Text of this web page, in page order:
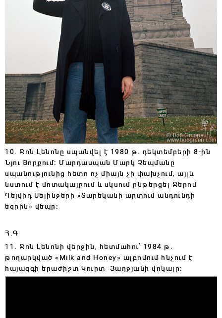
10. Ջոն Լենոնը սպանվել է 1980 թ․ դեկտեմբերի 8-ին
Նյու Յորքում։ Մարդասպան Մարկ Չեպմանը
սպանությունից հետո ոչ միայն չի փախչում, այլև
նստում է մոտակայքում և սկսում ընթերցել Ջերոմ
Դեյվիդ Սելինջերի «Տարեկանի արտում անդունդի
եզրին» վեպը։
Հ․Գ
11. Ջոն Լենոնի վերջին, հետմահու՝ 1984 թ․
թողարկված «Milk and Honey» ալբոմում հնչում է
հայազգի երաժիշտ Կուրտ Յաղջյանի վոկալը։